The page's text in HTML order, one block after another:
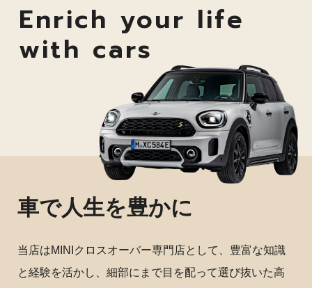
Enrich your life
with cars
車で人生を豊かに
当店はMINIクロスオーバー専門店として、豊富な知識
と経験を活かし、細部にまで目を配って選び抜いた高